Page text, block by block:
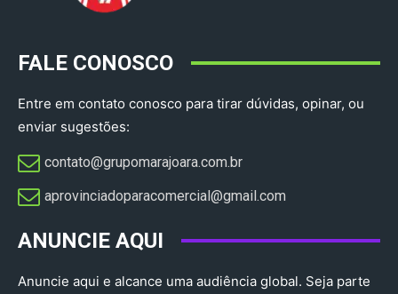
FALE CONOSCO
Entre em contato conosco para tirar dúvidas, opinar, ou
enviar sugestões:
contato@grupomarajoara.com.br
aprovinciadoparacomercial@gmail.com​
ANUNCIE AQUI
Anuncie aqui e alcance uma audiência global. Seja parte